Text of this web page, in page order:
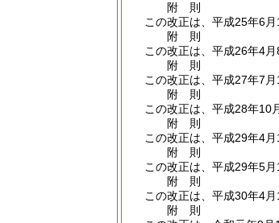
附 則
この改正は、平成25年6月
附 則
この改正は、平成26年4月
附 則
この改正は、平成27年7月
附 則
この改正は、平成28年10
附 則
この改正は、平成29年4月
附 則
この改正は、平成29年5月
附 則
この改正は、平成30年4月
附 則